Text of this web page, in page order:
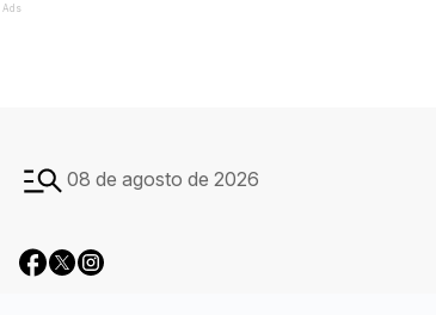
Ads
08 de agosto de 2026